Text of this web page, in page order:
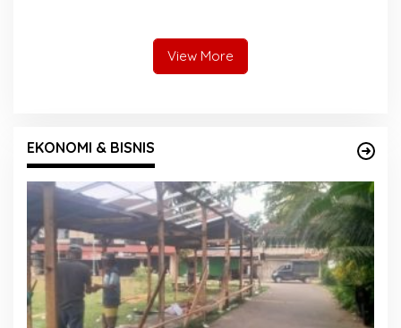
View More
EKONOMI & BISNIS